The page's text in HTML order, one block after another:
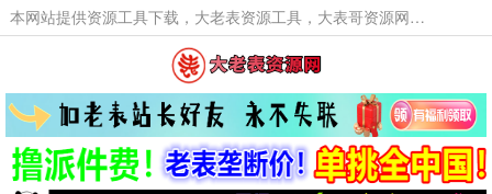
本网站提供资源工具下载，大老表资源工具，大表哥资源网软件工具，大老表资源下载，活动线报福利资源分享,活动线报，大型网游经典游戏，网络热门技术游戏辅助交流与分享。